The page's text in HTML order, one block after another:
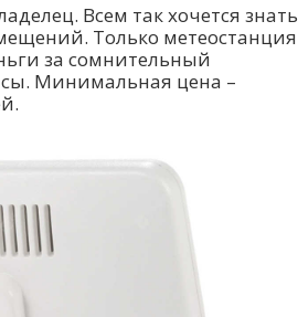
Всем так хочется знать
Только метеостанция
за сомнительный
Минимальная цена –